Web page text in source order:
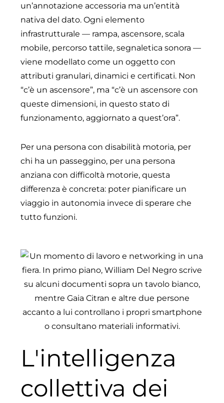
un’annotazione accessoria ma un’entità
nativa del dato. Ogni elemento
infrastrutturale — rampa, ascensore, scala
mobile, percorso tattile, segnaletica sonora —
viene modellato come un oggetto con
attributi granulari, dinamici e certificati. Non
“c’è un ascensore”, ma “c’è un ascensore con
queste dimensioni, in questo stato di
funzionamento, aggiornato a quest’ora”.
Per una persona con disabilità motoria, per
chi ha un passeggino, per una persona
anziana con difficoltà motorie, questa
differenza è concreta: poter pianificare un
viaggio in autonomia invece di sperare che
tutto funzioni.
L'intelligenza
collettiva dei